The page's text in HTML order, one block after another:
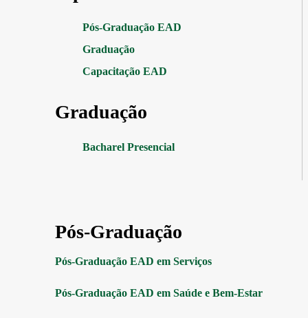
Pós-Graduação EAD
Graduação
Capacitação EAD
Graduação
Bacharel Presencial
Pós-Graduação
Pós-Graduação EAD em Serviços
Pós-Graduação EAD em Saúde e Bem-Estar